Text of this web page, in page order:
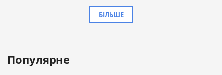
БІЛЬШЕ
Популярне